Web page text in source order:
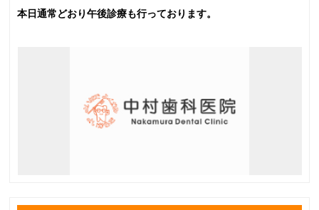
本日通常どおり午後診療も行っております。